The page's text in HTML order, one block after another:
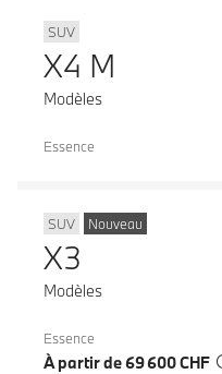
SUV
X4 M
Modèles
Essence
SUV Nouveau
X3
Modèles
Essence
À partir de 69 600 CHF